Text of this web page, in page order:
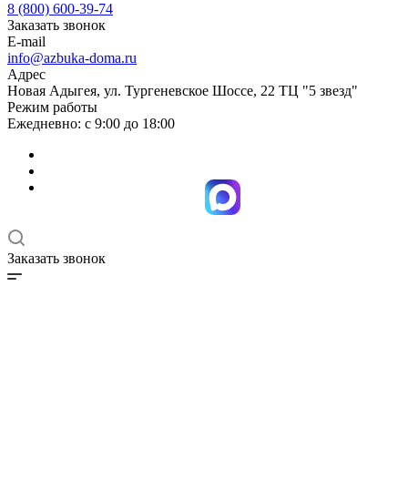
8 (800) 600-39-74
Заказать звонок
E-mail
info@azbuka-doma.ru
Адрес
Новая Адыгея, ул. Тургеневское Шоссе, 22 ТЦ "5 звезд"
Режим работы
Ежедневно: с 9:00 до 18:00
Заказать звонок